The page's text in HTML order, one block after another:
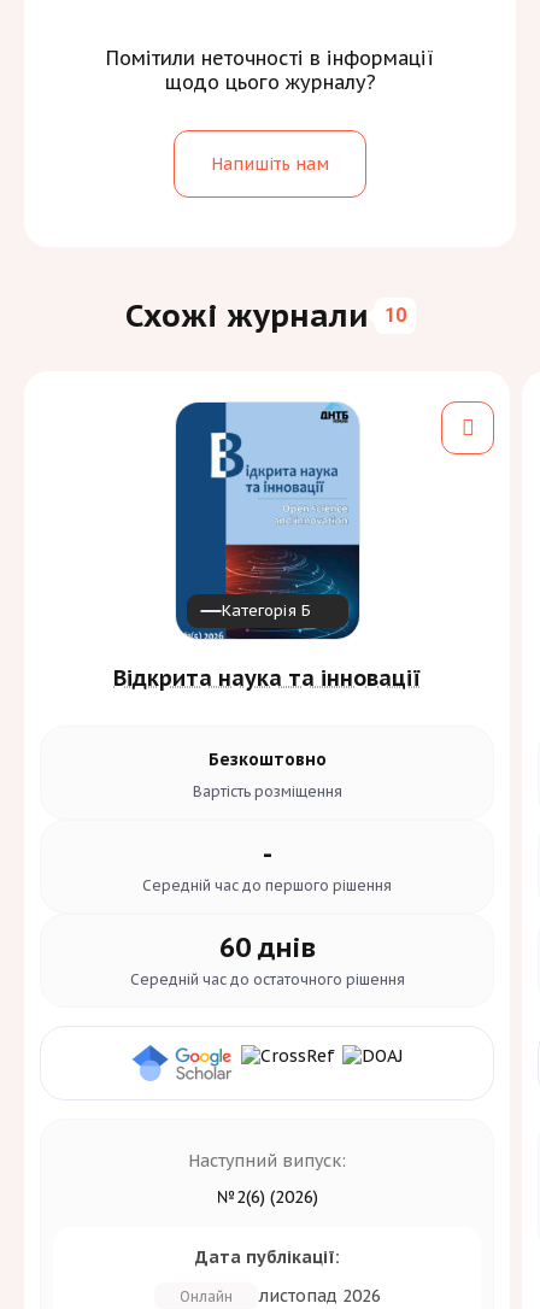
Помітили неточності в інформації
щодо цього журналу?
Напишіть нам
Схожі журнали 10
Категорія Б
Відкрита наука та інновації
Безкоштовно
Вартість розміщення
-
Середній час до першого рішення
60 днів
Середній час до остаточного рішення
Наступний випуск:
№2(6) (2026)
Дата публікації:
Онлайн листопад 2026